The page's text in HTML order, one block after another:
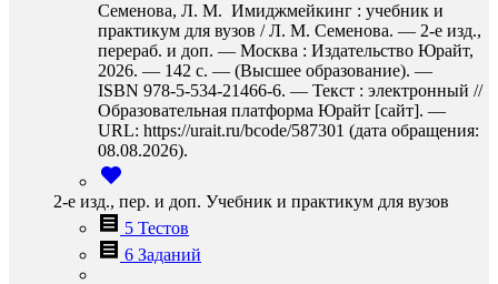
Семенова, Л. М. Имиджмейкинг : учебник и
практикум для вузов / Л. М. Семенова. — 2-е изд.,
перераб. и доп. — Москва : Издательство Юрайт,
2026. — 142 с. — (Высшее образование). —
ISBN 978-5-534-21466-6. — Текст : электронный //
Образовательная платформа Юрайт [сайт]. —
URL: https://urait.ru/bcode/587301 (дата обращения:
08.08.2026).
2-е изд., пер. и доп. Учебник и практикум для вузов
5 Тестов
6 Заданий